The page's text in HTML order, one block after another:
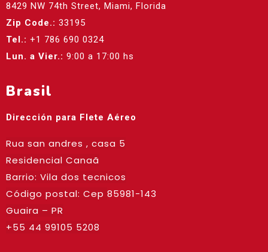
8429 NW 74th Street, Miami, Florida
Zip Code.: 33195
Tel.: +1 786 690 0324
Lun. a Vier.: 9:00 a 17:00 hs
Brasil
Dirección para Flete Aéreo
Rua san andres , casa 5
Residencial Canaã
Barrio: Vila dos tecnicos
Código postal: Cep 85981-143
Guaira – PR
+55 44 99105 5208